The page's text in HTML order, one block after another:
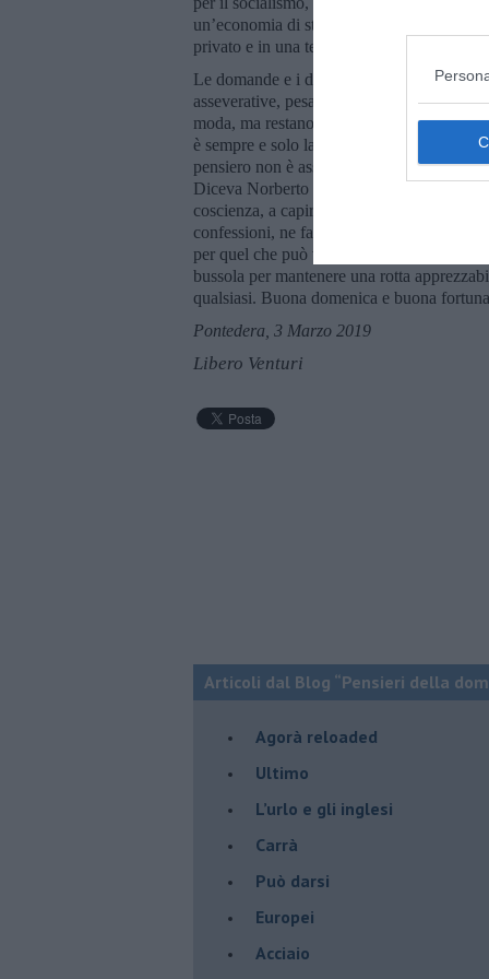
un’economia di stato, dopo un secolo di
privato e in una terza via per il nuovo
Le domande e i dubbi sono più leggeri e
asseverative, pesanti. Comunque si
moda, ma restano i concetti e quelli
è sempre e solo la vista “di” un punto o
pensiero non è assoluto. Odio
Diceva Norberto Bobbio: “Ho imparato a
coscienza, a capire prima di discutere, a
confessioni, ne faccio ancora una, forse
per quel che può valere, è relativo, ma
bussola per mantenere una rotta
qualsiasi. Buona domenica e buona
Pontedera, 3 Marzo 2019
Libero Venturi
Articoli dal Blog “Pensieri della
​Agorà reloaded
Ultimo
​L’urlo e gli inglesi
Carrà
Può darsi
Europei
Acciaio